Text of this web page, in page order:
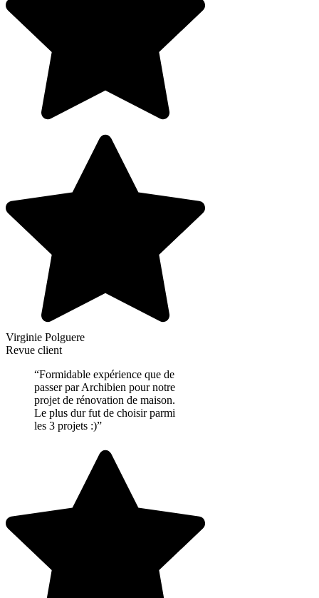
Virginie Polguere
Revue client
“Formidable expérience que de
passer par Archibien pour notre
projet de rénovation de maison.
Le plus dur fut de choisir parmi
les 3 projets :)”